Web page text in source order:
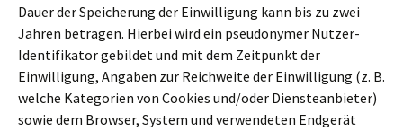
Dauer der Speicherung der Einwilligung kann bis zu zwei
Jahren betragen. Hierbei wird ein pseudonymer Nutzer-
Identifikator gebildet und mit dem Zeitpunkt der
Einwilligung, Angaben zur Reichweite der Einwilligung (z. B.
welche Kategorien von Cookies und/oder Diensteanbieter)
sowie dem Browser, System und verwendeten Endgerät